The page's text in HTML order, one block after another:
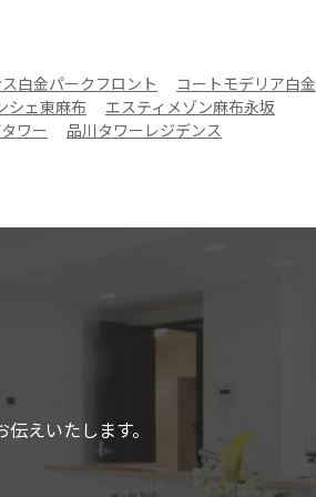
白金パークフロント
コートモデリア白金
シェ東麻布
エスティメゾン麻布永坂
ワー
品川タワーレジデンス
えいたします。